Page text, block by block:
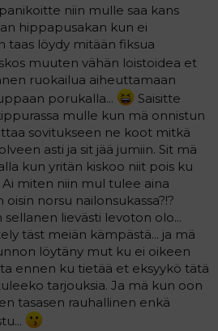
niin mulle saa kans
hippapusakan kun ei
taas löydy mitään fiksua
muuten vähän loistoidea et
ruokailua aiheuttamaan
porukalla...
Saisitte
mulle kun mä onnistun
sovitukseen ne koot mitkä
asti ja sit jää jumiin. Sit mä
kun yritän kiskoo niit pois ku
Ai miten niin mul tulee aina
norsu nailonsukassa?!?
lievästi levoton olo...
täst meiän kämpästä... ja mä
löytäny mut ku ei oikeen
ennen ku tietää et eksyykö tätä
tarjouksia. Ja mä kun oon
tasasen rauhallinen enkä